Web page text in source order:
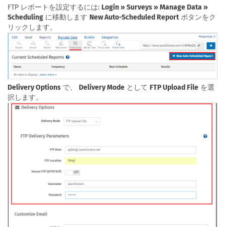
FTP レポートを設定するには: Login » Surveys » Manage Data »
Scheduling に移動します New Auto-Scheduled Reportボタンをク
リックします。
Delivery Options で、 Delivery Mode として FTP Upload File を選
択します。